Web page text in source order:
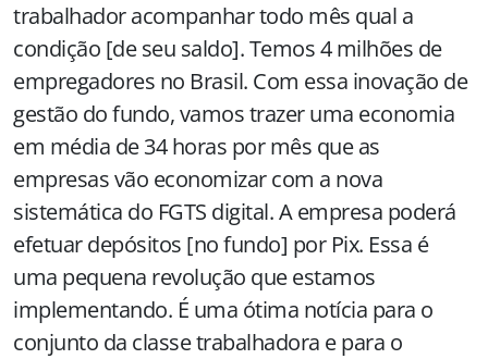
trabalhador acompanhar todo mês qual a
condição [de seu saldo]. Temos 4 milhões de
empregadores no Brasil. Com essa inovação de
gestão do fundo, vamos trazer uma economia
em média de 34 horas por mês que as
empresas vão economizar com a nova
sistemática do FGTS digital. A empresa poderá
efetuar depósitos [no fundo] por Pix. Essa é
uma pequena revolução que estamos
implementando. É uma ótima notícia para o
conjunto da classe trabalhadora e para o